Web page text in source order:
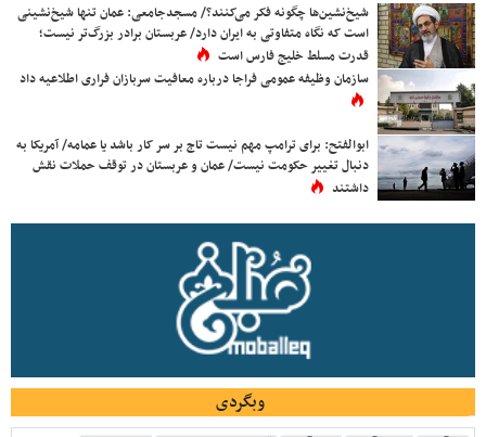
شیخ‌نشین‌ها چگونه فکر می‌کنند؟/ مسجدجامعی: عمان تنها شیخ‌نشینی
است که نگاه متفاوتی به ایران دارد/ عربستان برادر بزرگ‌تر نیست؛
قدرت مسلط خلیج فارس است
سازمان وظیفه عمومی فراجا درباره معافیت سربازان فراری اطلاعیه داد
ابوالفتح: برای ترامپ مهم نیست تاج بر سر کار باشد یا عمامه/ آمریکا به
دنبال تغییر حکومت نیست/ عمان و عربستان در توقف حملات نقش
داشتند
وبگردی